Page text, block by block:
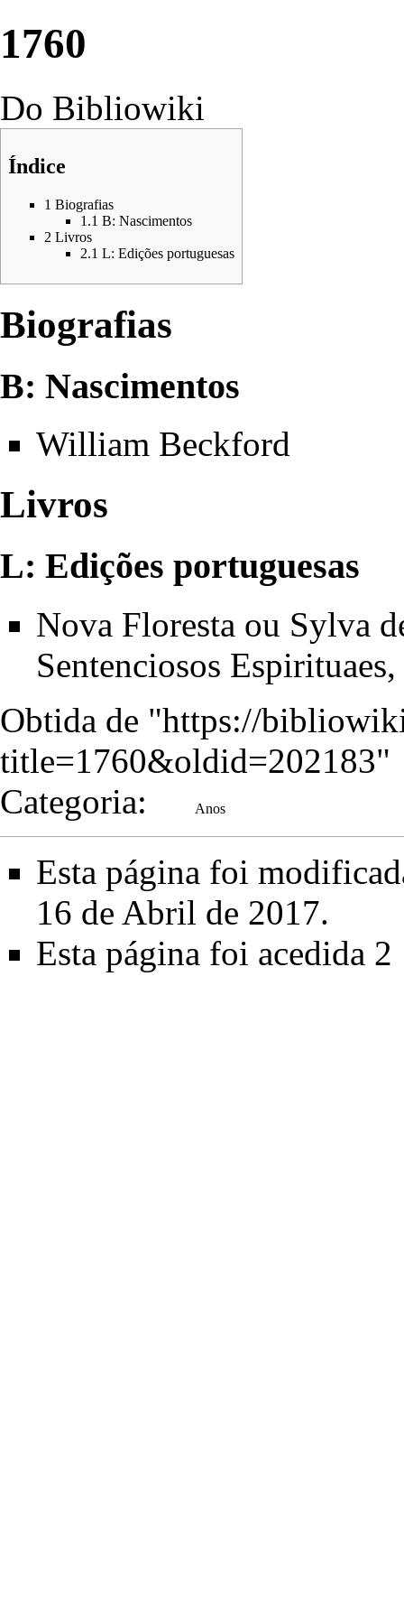
1760
Do Bibliowiki
Índice
1 Biografias
1.1 B: Nascimentos
2 Livros
2.1 L: Edições portuguesas
Biografias
B: Nascimentos
William Beckford
Livros
L: Edições portuguesas
Nova Floresta ou Sylva
Sentenciosos
Obtida de "https://
title=1760&oldid=202183"
Categoria: Anos
Esta página foi
16 de Abril de 2017.
Esta página foi acedida 2